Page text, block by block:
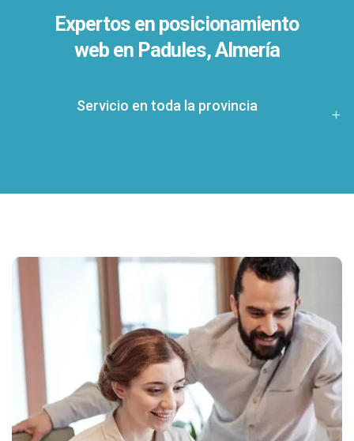
Expertos en posicionamiento
web en Padules, Almería
Servicio en toda la provincia